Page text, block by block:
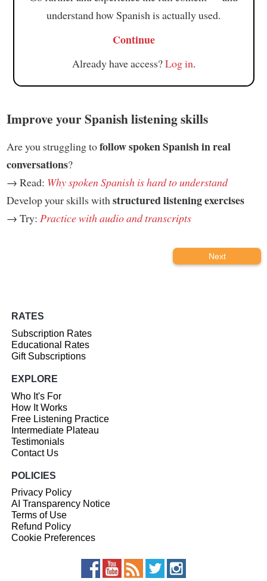
understand how Spanish is actually used.
Continue
Already have access?Log in.
Improve your Spanish listening skills
Are you struggling tofollow spoken Spanish in real
conversations?
→ Read: Why spoken Spanish is hard to understand
Develop your skills with structured listening exercises
→ Try: Practice with audio and transcripts
Next
RATES
Subscription Rates
Educational Rates
Gift Subscriptions
EXPLORE
Who It's For
How It Works
Free Listening Practice
Intermediate Plateau
Testimonials
Contact Us
POLICIES
Privacy Policy
AI Transparency Notice
Terms of Use
Refund Policy
Cookie Preferences